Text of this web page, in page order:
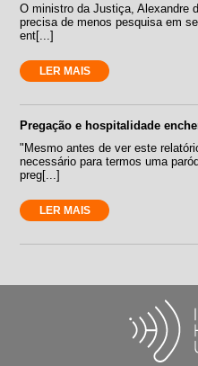
O ministro da Justiça, Alexandre
precisa de menos pesquisa em
ent[...]
LER MAIS
Pregação e hospitalidade
"Mesmo antes de ver este
necessário para termos uma
preg[...]
LER MAIS